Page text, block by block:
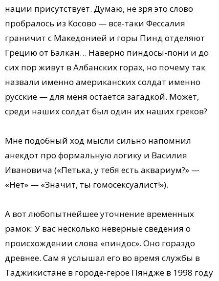
нации присутствует. Думаю, не зря это слово
пробралось из Косово — все-таки Фессалия
граничит с Македонией и горы Пинд отделяют
Грецию от Балкан… Наверно пиндосы-пони и до
сих пор живут в Албанских горах, но почему так
назвали именно американских солдат именно
русские — для меня остается загадкой. Может,
среди наших солдат был один их наших греков?
Мне подобный ход мысли сильно напомнил
анекдот про формальную логику и Василия
Ивановича («Петька, у тебя есть аквариум?» —
«Нет» — «Значит, ты гомосексуалист!»).
А вот любопытнейшее уточнение временных
рамок: У вас несколько неверные сведения о
происхождении слова «пиндос». Оно гораздо
древнее. Сам я услышал его во время службы в
Таджикистане в городе-герое Пяндже в 1998 году